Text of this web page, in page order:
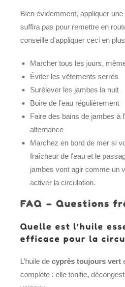
Bien évidemment, appliquer une
suffira pas pour remettre en
conseille d’appliquer ceci en
Marcher tous les jours,
Éviter les vêtements serrés
Surélever les jambes la nuit
Boire de l’eau régulièrement
Faire des bains de jambes à
alternance
Marchez en bord de mer si
fraîcheur de l’eau et le
jambes vont agir comme un
activer la circulation.
FAQ – Questions
Quelle est l’huile
efficace pour la
L’huile decyprès toujours vert
complète : elle tonifie,